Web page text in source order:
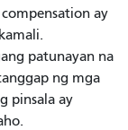
ay
patunayan na
ng mga
pinsala ay